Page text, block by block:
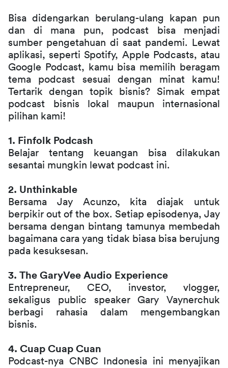
Bisa didengarkan berulang-ulang kapan pun
dan di mana pun, podcast bisa menjadi
sumber pengetahuan di saat pandemi. Lewat
aplikasi, seperti Spotify, Apple Podcasts, atau
Google Podcast, kamu bisa memilih beragam
tema podcast sesuai dengan minat kamu!
Tertarik dengan topik bisnis? Simak empat
podcast bisnis lokal maupun internasional
pilihan kami!
1. Finfolk Podcash
Belajar tentang keuangan bisa dilakukan
sesantai mungkin lewat podcast ini.
2. Unthinkable
Bersama Jay Acunzo, kita diajak untuk
berpikir out of the box. Setiap episodenya, Jay
bersama dengan bintang tamunya membedah
bagaimana cara yang tidak biasa bisa berujung
pada kesuksesan.
3. The GaryVee Audio Experience
Entrepreneur, CEO, investor, vlogger,
sekaligus public speaker Gary Vaynerchuk
berbagi rahasia dalam mengembangkan
bisnis.
4. Cuap Cuap Cuan
Podcast-nya CNBC Indonesia ini menyajikan